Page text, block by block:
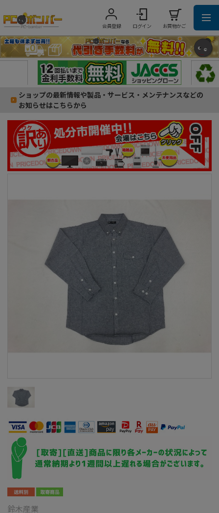
会員登録 ログイン お買物かご
ショップの最新情報や製品・サービス・メンテナンスなどの
お知らせはこちらから
鈴木産業